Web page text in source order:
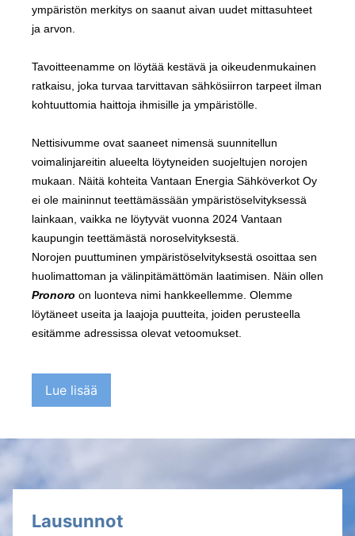
ympäristön merkitys on saanut aivan uudet mittasuhteet
ja arvon.
Tavoitteenamme on löytää kestävä ja oikeudenmukainen
ratkaisu, joka turvaa tarvittavan sähkösiirron tarpeet ilman
kohtuuttomia haittoja ihmisille ja ympäristölle.
Nettisivumme ovat saaneet nimensä suunnitellun
voimalinjareitin alueelta löytyneiden suojeltujen norojen
mukaan. Näitä kohteita Vantaan Energia Sähköverkot Oy
ei ole maininnut teettämässään ympäristöselvityksessä
lainkaan, vaikka ne löytyvät vuonna 2024 Vantaan
kaupungin teettämästä noroselvityksestä.
Norojen puuttuminen ympäristöselvityksestä osoittaa sen
huolimattoman ja välinpitämättömän laatimisen. Näin ollen
Pronoro on luonteva nimi hankkeellemme. Olemme
löytäneet useita ja laajoja puutteita, joiden perusteella
esitämme adressissa olevat vetoomukset.
Lue lisää
Lausunnot